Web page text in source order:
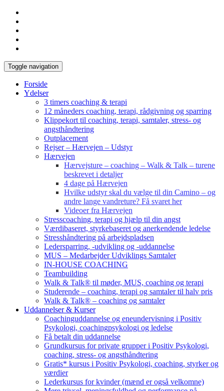
Toggle navigation
Forside
Ydelser
3 timers coaching & terapi
12 måneders coaching, terapi, rådgivning og sparring
Klippekort til coaching, terapi, samtaler, stress- og
angsthåndtering
Outplacement
Rejser – Hærvejen – Udstyr
Hærvejen
Hærvejsture – coaching – Walk & Talk – turene
beskrevet i detaljer
4 dage på Hærvejen
Hvilke udstyr skal du vælge til din Camino – og
andre lange vandreture? Få svaret her
Videoer fra Hærvejen
Stresscoaching, terapi og hjælp til din angst
Værdibaseret, styrkebaseret og anerkendende ledelse
Stresshåndtering på arbejdspladsen
Ledersparring, -udvikling og -uddannelse
MUS – Medarbejder Udviklings Samtaler
IN-HOUSE COACHING
Teambuilding
Walk & Talk® til møder, MUS, coaching og terapi
Studerende – coaching, terapi og samtaler til halv pris
Walk & Talk® – coaching og samtaler
Uddannelser & Kurser
Coachinguddannelse og eneundervisning i Positiv
Psykologi, coachingpsykologi og ledelse
Få betalt din uddannelse
Grundkursus for private grupper i Positiv Psykologi,
coaching, stress- og angsthåndtering
Gratis* kursus i Positiv Psykologi, coaching, styrker og
værdier
Lederkursus for kvinder (mænd er også velkomne)